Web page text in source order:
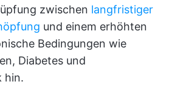
zwischen langfristiger
und einem erhöhten
Bedingungen wie
Diabetes und
hin.